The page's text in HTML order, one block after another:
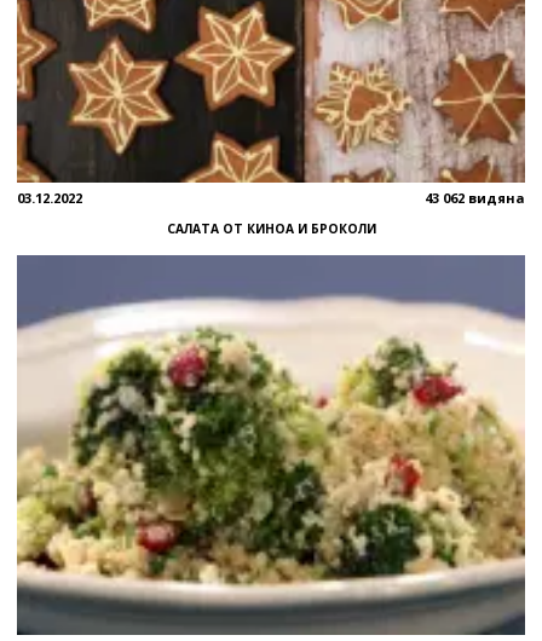
03.12.2022 43 062 видяна
САЛАТА ОТ КИНОА И БРОКОЛИ